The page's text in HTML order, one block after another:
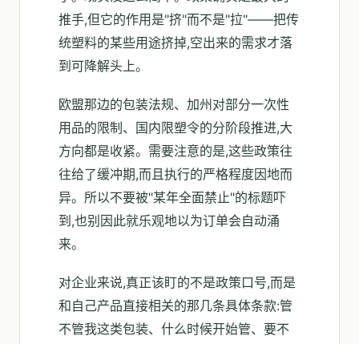
推手,但它的作用是"挤"而不是"拉"——把传
统塑料的某些用途挤掉,空出来的需求才落
到可降解头上。
欧盟那边的包装法规、加州对部分一次性
用品的限制、国内限塑令的分阶段推进,大
方向都是收紧。需要注意的是,这些政策往
往给了缓冲期,而且执行的严格程度因地而
异。所以不要被"某年全面禁止"的标题吓
到,也别因此就乐观地以为订单会自动涌
来。
对企业来说,真正该盯的不是政策口号,而是
和自己产品直接相关的那几条具体条款:管
不管我这类包装、什么时候开始管、要不